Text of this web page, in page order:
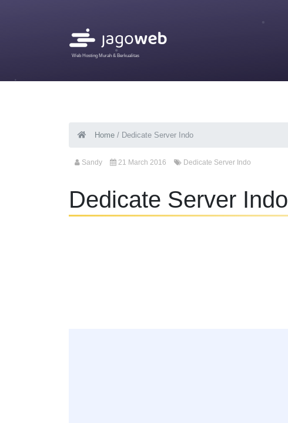
Web Hosting Murah & Berkualitas
Home / Dedicate Server Indo
Sandy 21 March 2016 Dedicate Server Indo
Dedicate Server Indo